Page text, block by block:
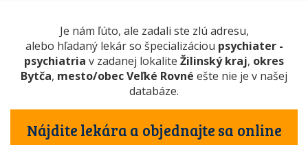
Je nám ľúto, ale zadali ste zlú adresu,
alebo hľadaný lekár so špecializáciou psychiater -
psychiatria v zadanej lokalite Žilinský kraj, okres
Bytča, mesto/obec Veľké Rovné ešte nie je v našej
databáze.
Nájdite lekára a objednajte sa online